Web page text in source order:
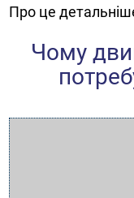
Про це
Чому